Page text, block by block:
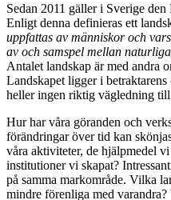
Sedan 2011 gäller i Sverige
Enligt denna definieras ett
uppfattas av människor och
av och samspel mellan
Antalet landskap är med andra
Landskapet ligger i
heller ingen riktig vägledning
Hur har våra göranden och
förändringar över tid kan
våra aktiviteter, de hjälpmedel
institutioner vi skapat?
på samma markområde. Vilka
mindre förenliga med